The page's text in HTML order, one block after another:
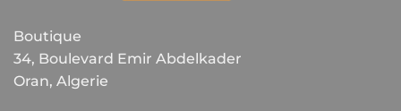
Boutique
34, Boulevard Emir Abdelkader
Oran, Algerie